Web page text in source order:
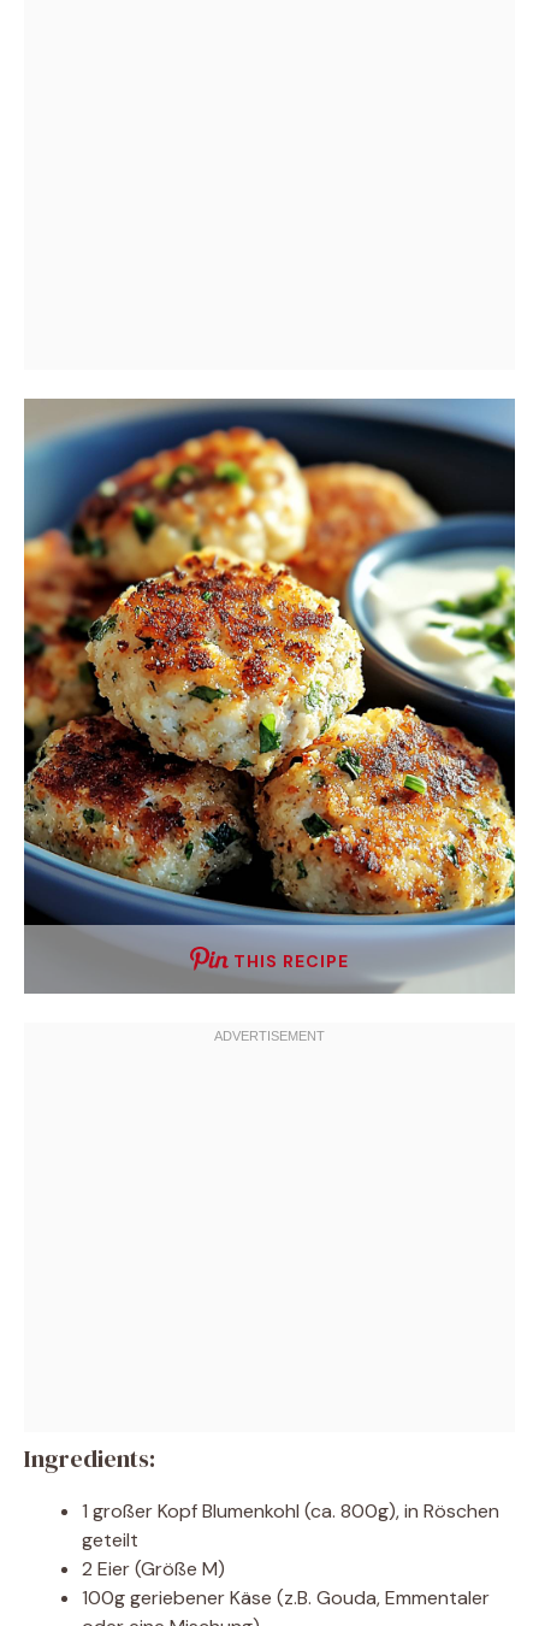
THIS RECIPE
Ingredients:
1 großer Kopf Blumenkohl (ca. 800g), in Röschen
geteilt
2 Eier (Größe M)
100g geriebener Käse (z.B. Gouda, Emmentaler